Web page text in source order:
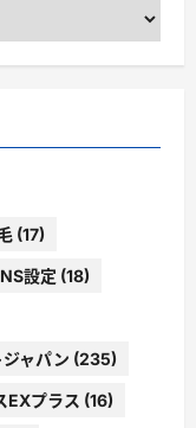
(17)
設定 (18)
ジャパン (235)
EXプラス (16)